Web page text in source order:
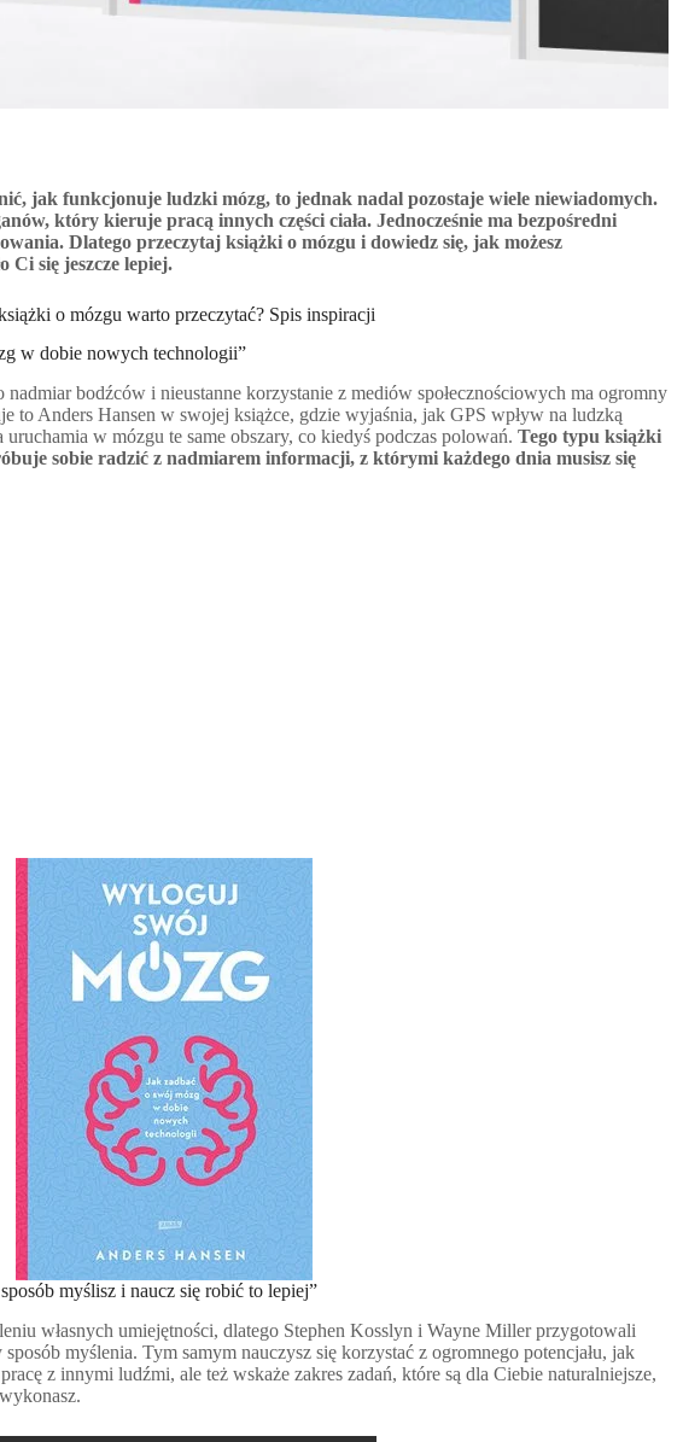
jak funkcjonuje ludzki mózg, to jednak nadal pozostaje wiele niewiadomych.
który kieruje pracą innych części ciała. Jednocześnie ma bezpośredni
Dlatego przeczytaj książki o mózgu i dowiedz się, jak możesz
Ci się jeszcze lepiej.
o mózgu warto przeczytać? Spis inspiracji
w dobie nowych technologii”
bodźców i nieustanne korzystanie z mediów społecznościowych ma ogromny
to Anders Hansen w swojej książce, gdzie wyjaśnia, jak GPS wpływ na ludzką
w mózgu te same obszary, co kiedyś podczas polowań. Tego typu książki
sobie radzić z nadmiarem informacji, z którymi każdego dnia musisz się
myślisz i naucz się robić to lepiej”
własnych umiejętności, dlatego Stephen Kosslyn i Wayne Miller przygotowali
myślenia. Tym samym nauczysz się korzystać z ogromnego potencjału, jak
z innymi ludźmi, ale też wskaże zakres zadań, które są dla Ciebie naturalniejsze,